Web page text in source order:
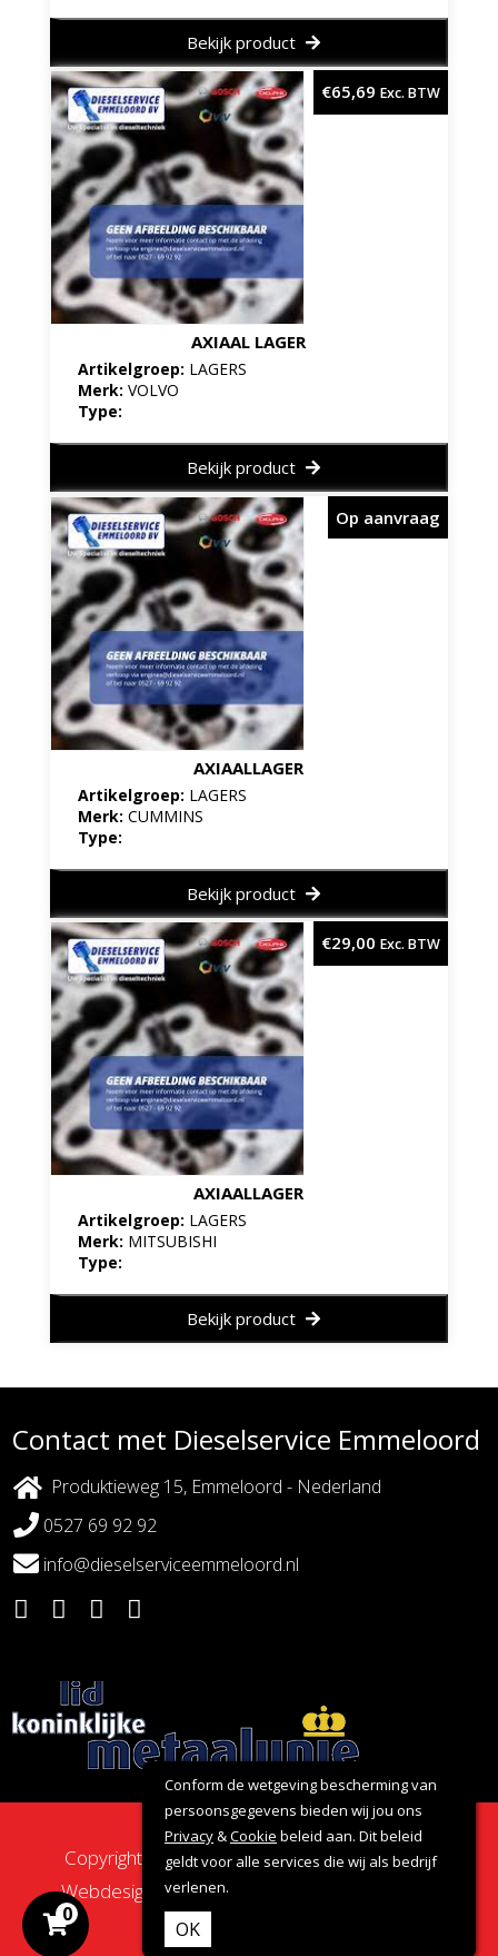
0
Conform de wetgeving bescherming van
persoonsgegevens bieden wij jou ons
Privacy&Cookie beleid aan. Dit beleid
geldt voor alle services die wij als bedrijf
verlenen.
OK
Bekijk product
AXIAAL LAGER
Artikelgroep: LAGERS
Merk: VOLVO
Type:
€65,69 Exc. BTW
Bekijk product
AXIAALLAGER
Artikelgroep: LAGERS
Merk: CUMMINS
Type:
Op aanvraag
Bekijk product
AXIAALLAGER
Artikelgroep: LAGERS
Merk: MITSUBISHI
Type:
€29,00 Exc. BTW
Bekijk product
Contact met Dieselservice Emmeloord
Produktieweg 15, Emmeloord - Nederland
0527 69 92 92
info@dieselserviceemmeloord.nl
Copyright 2026 - Dieselservice Emmeloord |
Webdesign door:Nova Septem
Online Marketing